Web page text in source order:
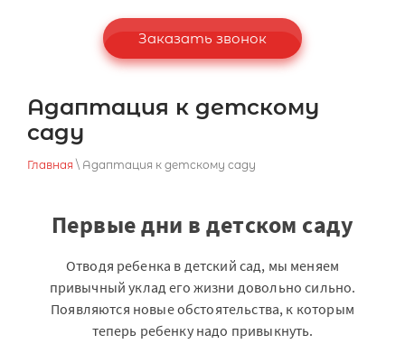
Заказать звонок
Адаптация к детскому
саду
Главная \ Адаптация к детскому саду
Первые дни в детском саду
Отводя ребенка в детский сад, мы меняем
привычный уклад его жизни довольно сильно.
Появляются новые обстоятельства, к которым
теперь ребенку надо привыкнуть.